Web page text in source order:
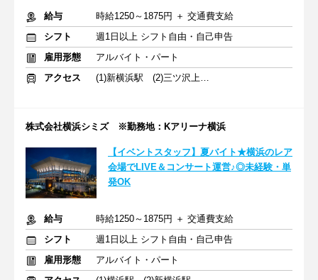
給与
時給1250～1875円 ＋ 交通費支給
シフト
週1日以上 シフト自由・自己申告
雇用形態
アルバイト・パート
アクセス
(1)新横浜駅 (2)三ツ沢上町駅
株式会社横浜シミズ ※勤務地：Kアリーナ横浜
【イベントスタッフ】夏バイト★横浜のレア
会場でLIVE＆コンサート運営♪◎未経験・単
発OK
給与
時給1250～1875円 ＋ 交通費支給
シフト
週1日以上 シフト自由・自己申告
雇用形態
アルバイト・パート